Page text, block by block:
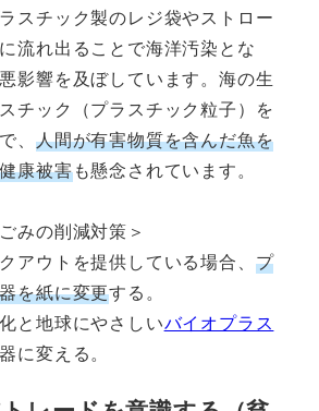
スチック製のレジ袋やストロー
流れ出ることで海洋汚染とな
影響を及ぼしています。海の生
チック（プラスチック粒子）を
、 人間が有害物質を含んだ魚を
康被害も懸念されています。
みの削減対策＞
アウトを提供している場合、 プ
を紙に変更する。
と地球にやさしいバイオプラス
に変える。